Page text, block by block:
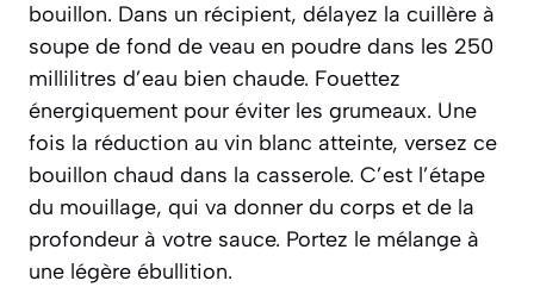
bouillon. Dans un récipient, délayez la cuillère à
soupe de fond de veau en poudre dans les 250
millilitres d’eau bien chaude. Fouettez
énergiquement pour éviter les grumeaux. Une
fois la réduction au vin blanc atteinte, versez ce
bouillon chaud dans la casserole. C’est l’étape
du mouillage, qui va donner du corps et de la
profondeur à votre sauce. Portez le mélange à
une légère ébullition.